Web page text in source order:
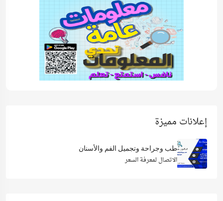
إعلانات مميزة
طب وجراحة وتجميل الفم والأسنان
الاتصال لمعرفة السعر